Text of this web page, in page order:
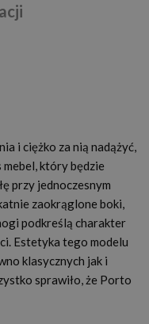
i ciężko za nią nadążyć,
który będzie
przy jednoczesnym
zaokrąglone boki,
podkreślą charakter
Estetyka tego modelu
klasycznych jak i
sprawiło, że Porto